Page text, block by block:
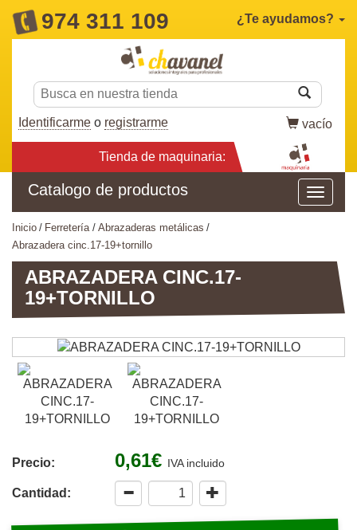
974 311 109 ¿Te ayudamos?
Identificarme o registrarme vacío
Tienda de maquinaria:
Catalogo de productos
inicio ferretería
abrazaderas metálicas
abrazadera cinc.17-19+tornillo
ABRAZADERA CINC.17-
19+TORNILLO
Precio: 0,61€ IVA incluido
Cantidad: